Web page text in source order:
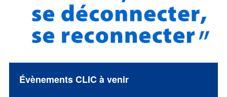
Évènements CLIC à venir